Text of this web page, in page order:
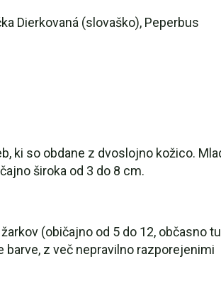
Dierkovaná (slovaško), Peperbus
ki so obdane z dvoslojno kožico.
široka od 3 do 8 cm.
(običajno od 5 do 12, občasno
z več nepravilno razporejenimi